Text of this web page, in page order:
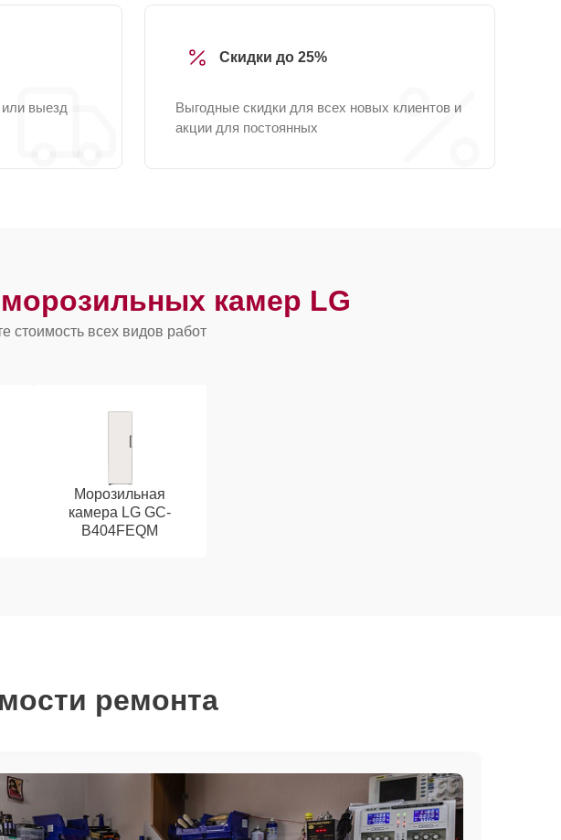
выезд
Скидки до 25%
Выгодные скидки для всех новых клиентов и
акции для постоянных
морозильных камер LG
стоимость всех видов работ
Морозильная
камера LG GC-
B404FEQM
ремонта